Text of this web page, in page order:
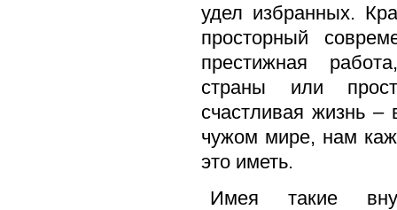
удел избранных.
просторный
престижная
страны или
счастливая жизнь –
чужом мире, нам
это иметь.
Имея такие